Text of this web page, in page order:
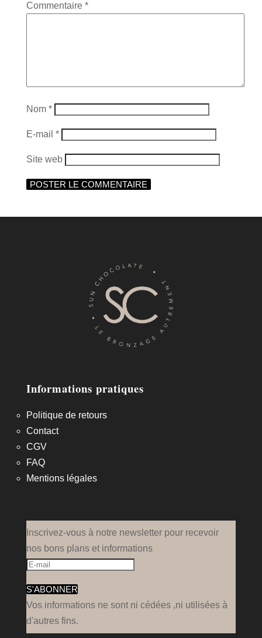
Commentaire *
Nom *
E-mail *
Site web
Informations pratiques
Politique de retours
Contact
CGV
FAQ
Mentions légales
Inscrivez-vous à notre newsletter pour recevoir
nos bons plans et informations
S'ABONNER
Vos informations ne sont ni cédées ,ni utilisées à
d'autres fins.